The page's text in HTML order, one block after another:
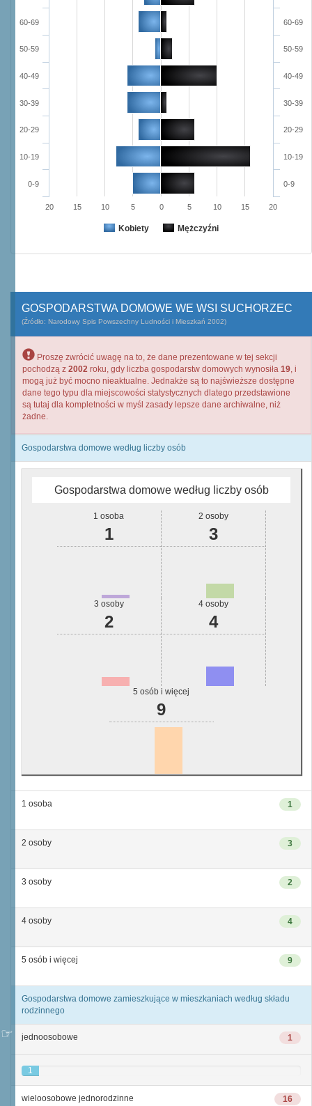
Kobiety Mężczyźni
0-9
10-19
20-29
30-39
40-49
50-59
60-69
0-9
10-19
20-29
30-39
40-49
50-59
60-69
20 15 10 5 0 5 10 15 20
GOSPODARSTWA DOMOWE WE WSI SUCHORZEC
(Źródło: Narodowy Spis Powszechny Ludności i Mieszkań 2002)
Proszę zwrócić uwagę na to, że dane prezentowane w tej sekcji
pochodzą z 2002 roku, gdy liczba gospodarstw domowych wynosiła 19, i
mogą już być mocno nieaktualne. Jednakże są to najświeższe dostępne
dane tego typu dla miejscowości statystycznych dlatego przedstawione
są tutaj dla kompletności w myśl zasady lepsze dane archiwalne, niż
żadne.
Gospodarstwa domowe według liczby osób
Gospodarstwa domowe według liczby osób
1 osoba
1
2 osoby
3
3 osoby
2
4 osoby
4
5 osób i więcej
9
1
1 osoba
3
2 osoby
2
3 osoby
4
4 osoby
9
5 osób i więcej
Gospodarstwa domowe zamieszkujące w mieszkaniach według składu
rodzinnego
1
jednoosobowe
1
16
wieloosobowe jednorodzinne